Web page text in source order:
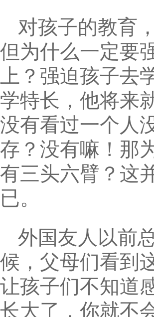
对孩子的教育
但为什么一定要
上？强迫孩子去
学特长，他将来
没有看过一个人
存？没有嘛！那
有三头六臂？这
已。
外国友人以前
候，父母们看到
让孩子们不知道
长大了，你就不